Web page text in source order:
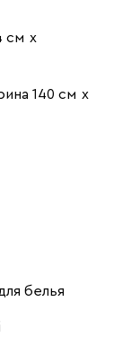
см х
140 см х
белья